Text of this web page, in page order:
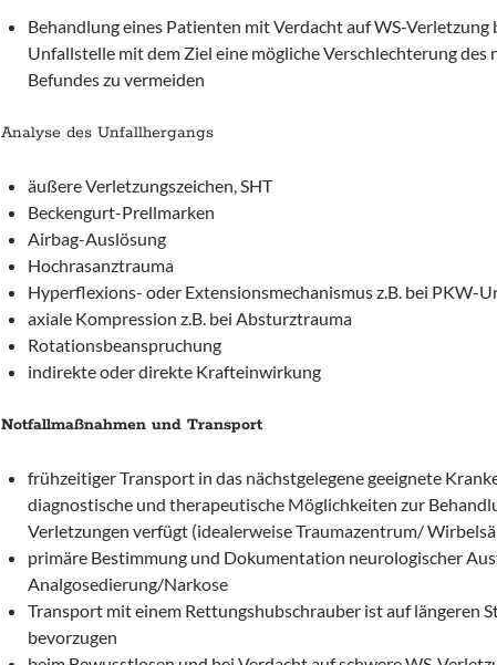
Behandlung eines Patienten mit Verdacht auf WS-Verletzung
Unfallstelle mit dem Ziel eine mögliche Verschlechterung des
Befundes zu vermeiden
Analyse des Unfallhergangs
äußere Verletzungszeichen, SHT
Beckengurt-Prellmarken
Airbag-Auslösung
Hochrasanztrauma
Hyperflexions- oder Extensionsmechanismus z.B. bei PKW-
axiale Kompression z.B. bei Absturztrauma
Rotationsbeanspruchung
indirekte oder direkte Krafteinwirkung
Notfallmaßnahmen und Transport
frühzeitiger Transport in das nächstgelegene geeignete
diagnostische und therapeutische Möglichkeiten zur
Verletzungen verfügt (idealerweise Traumazentrum/
primäre Bestimmung und Dokumentation neurologischer
Analgosedierung/Narkose
Transport mit einem Rettungshubschrauber ist auf längeren
bevorzugen